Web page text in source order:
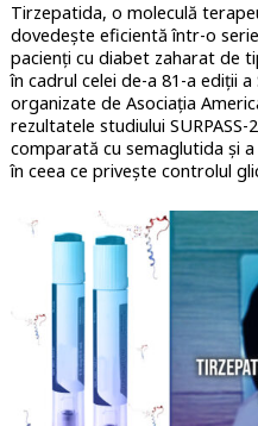
Tirzepatida, o moleculă
dovedește eficientă într-o
pacienți cu diabet zaharat de
în cadrul celei de-a 81-a ediții
organizate de Asociația
rezultatele studiului
comparată cu semaglutida și
în ceea ce privește controlul